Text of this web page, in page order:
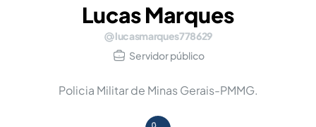
Lucas Marques
lucasmarques778629
Servidor público
Policia Militar de Minas Gerais-PMMG.